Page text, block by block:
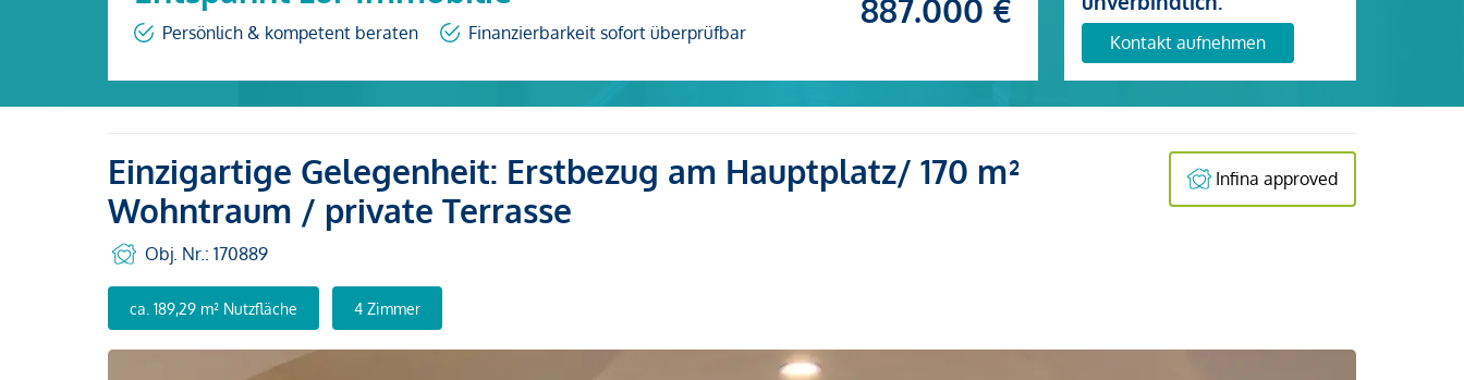
Persönlich & kompetent beraten Finanzierbarkeit sofort überprüfbar
887.000 €
Kontakt aufnehmen
Einzigartige Gelegenheit: Erstbezug am Hauptplatz/ 170 m²
Wohntraum / private Terrasse
Obj. Nr.: 170889
Infina approved
ca. 189,29 m² Nutzfläche 4 Zimmer